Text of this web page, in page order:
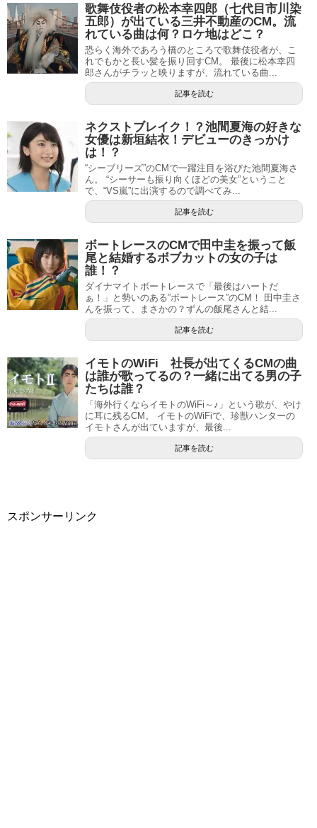
歌舞伎役者の松本幸四郎（七代目市川染
五郎）が出ている三井不動産のCM。流
れている曲は何？ロケ地はどこ？
恐らく海外であろう橋のところで歌舞伎役者が、こ
れでもかと長い髪を振り回すCM。 最後に松本幸四
郎さんがチラッと映りますが、流れている曲...
記事を読む
ネクストブレイク！？池間夏海の好きな
女優は新垣結衣！デビューのきっかけ
は！？
“シーブリーズ”のCMで一躍注目を浴びた池間夏海さ
ん。 “シーサーも振り向くほどの美女”ということ
で、“VS嵐”に出演するので調べてみ...
記事を読む
ボートレースのCMで田中圭を振って飯
尾と結婚するボブカットの女の子は
誰！？
ダイナマイトボートレースで「最後はハートだ
ぁ！」と勢いのある”ボートレース”のCM！ 田中圭さ
んを振って、まさかの？ずんの飯尾さんと結...
記事を読む
イモトのWiFi 社長が出てくるCMの曲
は誰が歌ってるの？一緒に出てる男の子
たちは誰？
「海外行くならイモトのWiFi～♪」という歌が、やけ
に耳に残るCM。 イモトのWiFiで、珍獣ハンターの
イモトさんが出ていますが、最後...
記事を読む
スポンサーリンク